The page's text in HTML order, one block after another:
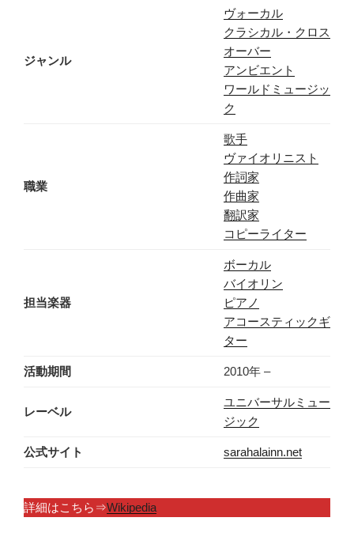
ジャンル
ヴォーカル
クラシカル・クロス
オーバー
アンビエント
ワールドミュージッ
ク
職業
歌手
ヴァイオリニスト
作詞家
作曲家
翻訳家
コピーライター
担当楽器
ボーカル
バイオリン
ピアノ
アコースティックギ
ター
活動期間 2010年 –
レーベル
ユニバーサルミュー
ジック
公式サイト sarahalainn.net
詳細はこちら⇒Wikipedia